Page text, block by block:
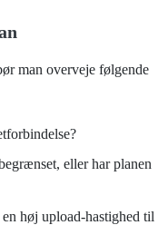
man overveje følgende
eller har planen
høj upload-hastighed til